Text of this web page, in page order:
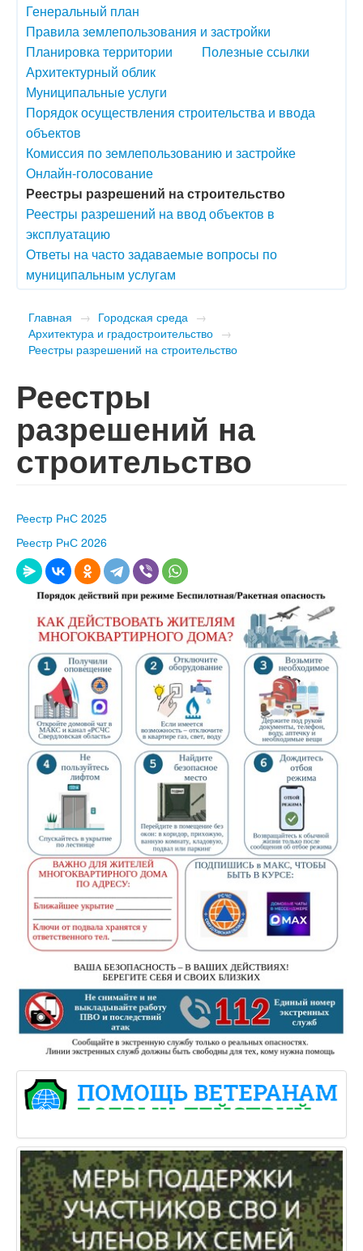
Генеральный план
Правила землепользования и застройки
Планировка территории
Полезные ссылки
Архитектурный облик
Муниципальные услуги
Порядок осуществления строительства и ввода
объектов
Комиссия по землепользованию и застройке
Онлайн-голосование
Реестры разрешений на строительство
Реестры разрешений на ввод объектов в
эксплуатацию
Ответы на часто задаваемые вопросы по
муниципальным услугам
Главная → Городская среда →
Архитектура и градостроительство →
Реестры разрешений на строительство
Реестры
разрешений на
строительство
Реестр РнС 2025
Реестр РнС 2026